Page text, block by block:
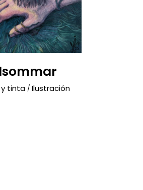
tinta Ilustración